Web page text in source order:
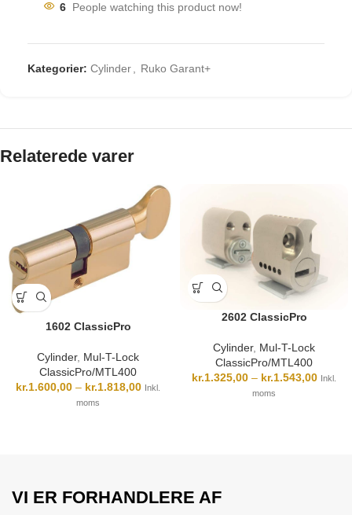
6 People watching this product now!
Kategorier: Cylinder, Ruko Garant+
Relaterede varer
1602 ClassicPro
Cylinder, Mul-T-Lock
ClassicPro/MTL400
kr.1.600,00 – kr.1.818,00 Inkl.
moms
2602 ClassicPro
Cylinder, Mul-T-Lock
ClassicPro/MTL400
kr.1.325,00 – kr.1.543,00 Inkl.
moms
VI ER FORHANDLERE AF